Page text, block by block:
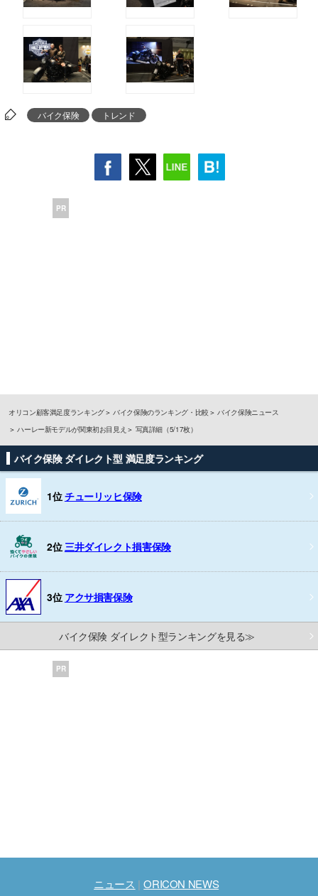
バイク保険 トレンド
PR
オリコン顧客満足度ランキング バイク保険のランキング・比較
バイク保険ニュース
ハーレー新モデルが関東初お目見え
写真詳細（5/17枚）
バイク保険 ダイレクト型 満足度ランキング
1位チューリッヒ保険
2位 三井ダイレクト損害保険
3位 アクサ損害保険
バイク保険 ダイレクト型ランキングを見る≫
PR
ニュース ORICON NEWS